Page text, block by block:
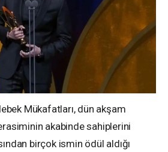
Mükafatları, dün akşam
akabinde sahiplerini
birçok ismin ödül aldığı